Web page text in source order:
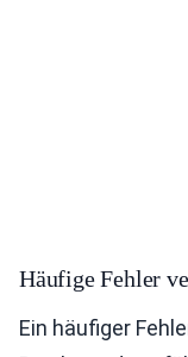
Häufige Fehler
Ein häufiger